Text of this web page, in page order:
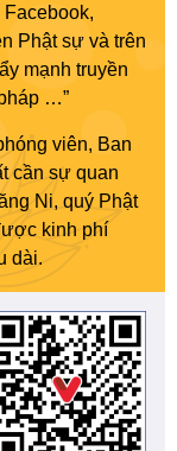
Phật sự và trên
mạnh truyền
…”
viên, Ban
cần sự quan
Ni, quý Phật
kinh phí
dài.